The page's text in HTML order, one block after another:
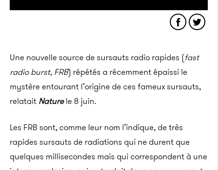
Une nouvelle source de sursauts radio rapides (fast
radio burst, FRB) répétés a récemment épaissi le
mystère entourant l’origine de ces fameux sursauts,
relatait Naturele 8 juin.
Les FRB sont, comme leur nom l’indique, de très
rapides sursauts de radiations qui ne durent que
quelques millisecondes mais qui correspondent à une